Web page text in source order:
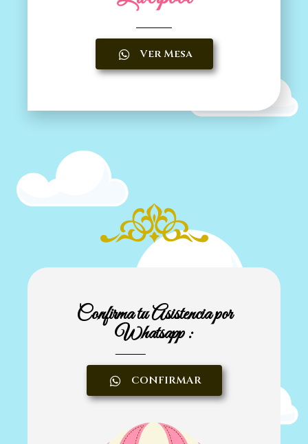
Ver Mesa
Confirma tu Asistencia por
Whatsapp :
CONFIRMAR